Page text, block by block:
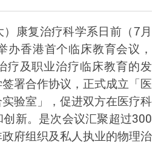
康复治疗科学系日前（7月
办香港首个临床教育会议，
疗及职业治疗临床教育的发
署合作协议 ，正式成立「医
验室」，促进双方在医疗科
创新。是次会议汇聚超过300
府组织及私人执业的物理治